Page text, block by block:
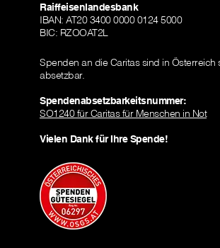
Raiffeisenlandesbank
IBAN: AT20 3400 0000 0124 5000
BIC: RZOOAT2L
Spenden an die Caritas sind in Österreich
absetzbar.
Spendenabsetzbarkeitsnummer:
SO1240 für Caritas für Menschen in Not
Vielen Dank für Ihre Spende!